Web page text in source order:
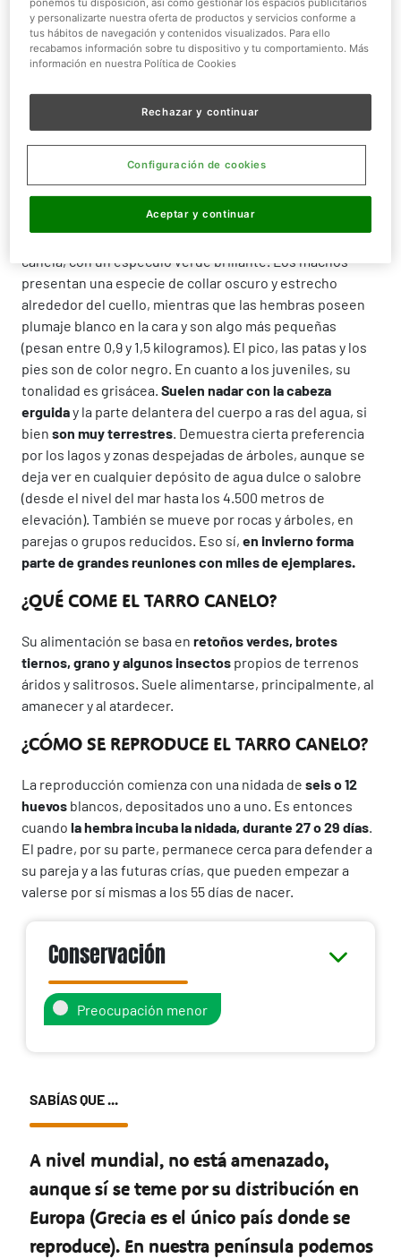
Peso:1 - 1,6 kg
Tamaño:61 - 67 cm
¿QUIÉN ES?
El Tarro canelo es un tarro de tamaño mediano que se
canela, con un espéculo verde brillante. Los machos
presentan una especie de collar oscuro y estrecho
alrededor del cuello, mientras que las hembras poseen
plumaje blanco en la cara y son algo más pequeñas
(pesan entre 0,9 y 1,5 kilogramos). El pico, las patas y los
pies son de color negro. En cuanto a los juveniles, su
tonalidad es grisácea. Suelen nadar con la cabeza
erguiday la parte delantera del cuerpo a ras del agua, si
bien son muy terrestres. Demuestra cierta preferencia
por los lagos y zonas despejadas de árboles, aunque se
deja ver en cualquier depósito de agua dulce o salobre
(desde el nivel del mar hasta los 4.500 metros de
elevación). También se mueve por rocas y árboles, en
parejas o grupos reducidos. Eso sí, en invierno forma
parte de grandes reuniones con miles de ejemplares.
¿QUÉ COME EL TARRO CANELO?
Su alimentación se basa en retoños verdes, brotes
tiernos, grano y algunos insectos propios de terrenos
áridos y salitrosos. Suele alimentarse, principalmente, al
amanecer y al atardecer.
¿CÓMO SE REPRODUCE EL TARRO CANELO?
La reproducción comienza con una nidada de seis o 12
huevos blancos, depositados uno a uno. Es entonces
cuando la hembra incuba la nidada, durante 27 o 29 días.
El padre, por su parte, permanece cerca para defender a
su pareja y a las futuras crías, que pueden empezar a
valerse por sí mismas a los 55 días de nacer.
Conservación
Preocupación menor
SABÍAS QUE ...
A nivel mundial, no está amenazado,
aunque sí se teme por su distribución en
Europa (Grecia es el único país donde se
reproduce). En nuestra península podemos
y personalizarte nuestra oferta de productos y servicios conforme a
tus hábitos de navegación y contenidos visualizados. Para ello
recabamos información sobre tu dispositivo y tu comportamiento. Más
información en nuestra Política de Cookies
Rechazar y continuar
Aceptar y continuar
Configuración de cookies